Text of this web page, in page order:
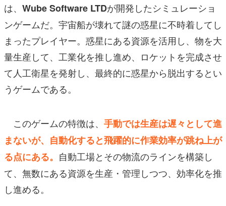
は、 Wube Software LTDが開発したシミュレーショ
ンゲームだ。宇宙船が壊れて謎の惑星に不時着してし
まったプレイヤー。惑星にある資源を活用し、物を大
量生産して、工業化を推し進め、ロケットを完成させ
て人工衛星を発射し、最終的に惑星から脱出するとい
うゲームである。
このゲームの特徴は、 手動では生産は遅々として進
まないが、自動化すると飛躍的に作業効率が跳ね上が
る点にある。 自動工場とその物流のラインを構築し
て、無数にある資源を生産・管理しつつ、効率化を推
し進める。